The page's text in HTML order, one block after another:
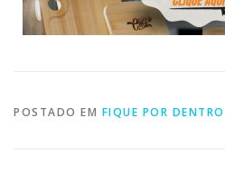
POSTADO EM FIQUE POR DENTRO